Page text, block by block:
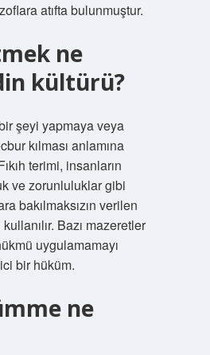
atıfta bulunmuştur.
ne
kültürü?
şeyi yapmaya veya
kılması anlamına
terimi, insanların
ve zorunluluklar gibi
bakılmaksızın verilen
Bazı mazeretler
uygulamamayı
bir hüküm.
ne